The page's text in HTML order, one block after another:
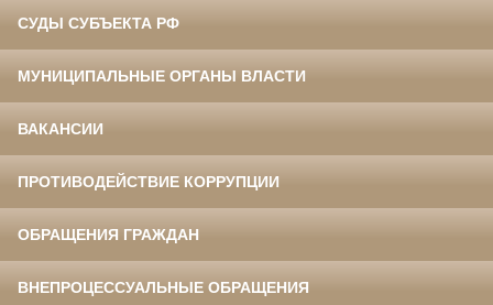
СУДЫ СУБЪЕКТА РФ
МУНИЦИПАЛЬНЫЕ ОРГАНЫ ВЛАСТИ
ВАКАНСИИ
ПРОТИВОДЕЙСТВИЕ КОРРУПЦИИ
ОБРАЩЕНИЯ ГРАЖДАН
ВНЕПРОЦЕССУАЛЬНЫЕ ОБРАЩЕНИЯ